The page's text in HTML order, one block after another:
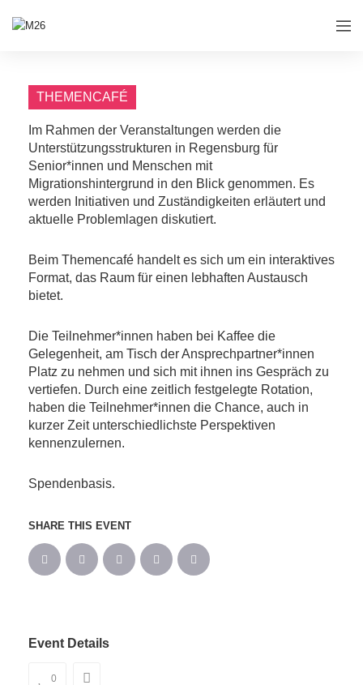
THEMENCAFÉ
Im Rahmen der Veranstaltungen werden die
Unterstützungsstrukturen in Regensburg für
Senior*innen und Menschen mit
Migrationshintergrund in den Blick genommen. Es
werden Initiativen und Zuständigkeiten erläutert und
aktuelle Problemlagen diskutiert.
Beim Themencafé handelt es sich um ein interaktives
Format, das Raum für einen lebhaften Austausch
bietet.
Die Teilnehmer*innen haben bei Kaffee die
Gelegenheit, am Tisch der Ansprechpartner*innen
Platz zu nehmen und sich mit ihnen ins Gespräch zu
vertiefen. Durch eine zeitlich festgelegte Rotation,
haben die Teilnehmer*innen die Chance, auch in
kurzer Zeit unterschiedlichste Perspektiven
kennenzulernen.
Spendenbasis.
SHARE THIS EVENT
Event Details
0